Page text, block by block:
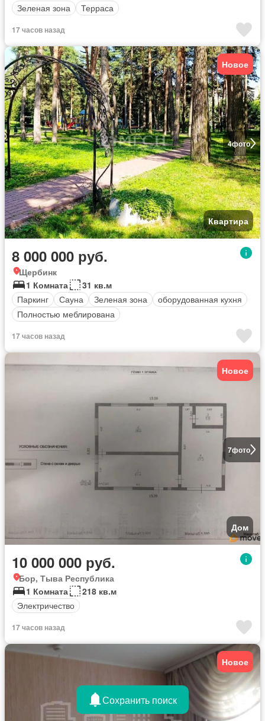
Зеленая зона
Терраса
17 часов назад
4фото
Новое
Квартира
8 000 000 руб.
Щербинк
1 Комната
31 кв.м
Паркинг
Сауна Зеленая зона
оборудованная кухня
Полностью меблирована
17 часов назад
7фото
Новое
Дом
10 000 000 руб.
Бор, Тыва Республика
1 Комната
218 кв.м
Электричество
17 часов назад
Новое
Сохранить поиск